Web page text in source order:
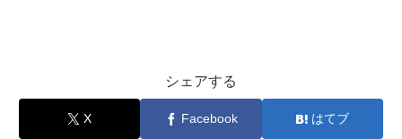
シェアする
X Facebook はてブ